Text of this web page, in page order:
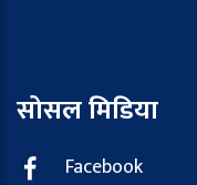
सोसल मिडिया
Facebook